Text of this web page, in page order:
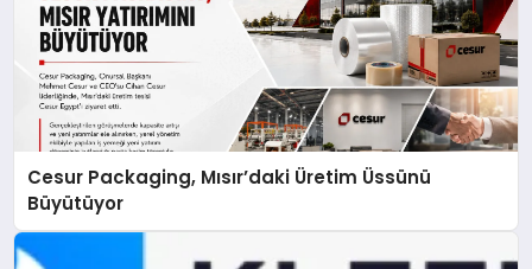
Cesur Packaging, Mısır’daki Üretim Üssünü
Büyütüyor